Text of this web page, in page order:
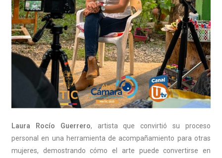
Laura Rocío Guerrero, artista que convirtió su proceso
personal en una herramienta de acompañamiento para otras
mujeres, demostrando cómo el arte puede convertirse en